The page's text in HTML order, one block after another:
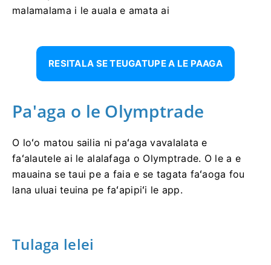
malamalama i le auala e amata ai
RESITALA SE TEUGATUPE A LE PAAGA
Pa'aga o le Olymptrade
O loʻo matou sailia ni paʻaga vavalalata e
faʻalautele ai le alalafaga o Olymptrade. O le a e
mauaina se taui pe a faia e se tagata faʻaoga fou
lana uluai teuina pe faʻapipiʻi le app.
Tulaga lelei